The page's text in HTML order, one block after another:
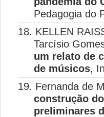
Pedagogia do
18. KELLEN
Tarcísio
um relato de
de músicos,
19. Fernanda de
construção
preliminares